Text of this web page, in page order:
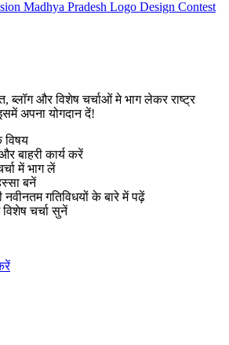
Madhya Pradesh Logo Design Contest
ब्लॉग और विशेष चर्चाओं मे भाग लेकर राष्ट्र
अपना योगदान दें!
बाहरी कार्य करें
में भाग लें
बनें
नवीनतम गतिविधयों के बारे में पढ़ें
चर्चा सुनें